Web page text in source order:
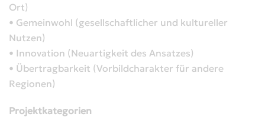
Ort)
• Gemeinwohl (gesellschaftlicher und kultureller
Nutzen)
• Innovation (Neuartigkeit des Ansatzes)
• Übertragbarkeit (Vorbildcharakter für andere
Regionen)
Projektkategorien